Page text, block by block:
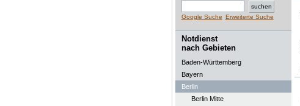
Google Suche Erweiterte Suche
Notdienst
nach Gebieten
Baden-Württemberg
Bayern
Berlin
Berlin Mitte